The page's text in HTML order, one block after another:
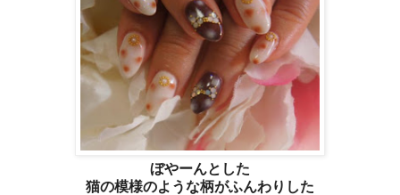
ぼやーんとした
猫の模様のような柄がふんわりした